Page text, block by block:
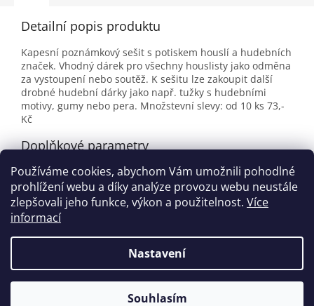
Používáme cookies, abychom Vám umožnili pohodlné
prohlížení webu a díky analýze provozu webu neustále
zlepšovali jeho funkce, výkon a použitelnost. Více
informací
Nastavení
Souhlasím
Detailní popis produktu
Kapesní poznámkový sešit s potiskem houslí a hudebních
značek. Vhodný dárek pro všechny houslisty jako odměna
za vystoupení nebo soutěž. K sešitu lze zakoupit další
drobné hudební dárky jako např. tužky s hudebními
motivy, gumy nebo pera. Množstevní slevy: od 10 ks 73,-
Kč
Doplňkové parametry
Kategorie: Bločky, zápisníky a poznámkové záložky
EAN: 5060149334836
Vytvořil Shoptet
houslovyklic.cz. Všechna práva vyhrazena.